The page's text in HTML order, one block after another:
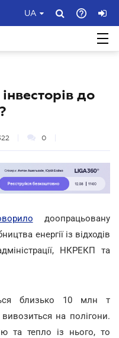
UA
до
0
доопрацьовану
енергії із відходів
НКРЕКП та
близько 10 млн т
на полігони.
та тепло із нього, то